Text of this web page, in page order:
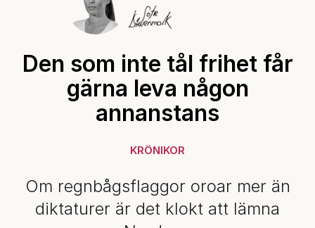
Den som inte tål frihet får
gärna leva någon
annanstans
KRÖNIKOR
Om regnbågsflaggor oroar mer än
diktaturer är det klokt att lämna